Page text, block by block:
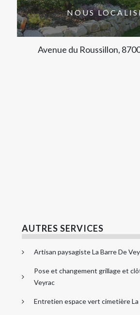
NOUS
Avenue du Roussillon,
AUTRES SERVICES
Artisan paysagiste La Barre De
Pose et changement grillage et
Veyrac
Entretien espace vert cimetière La